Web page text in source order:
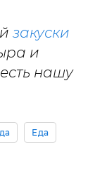
закуски
и
нашу
Еда